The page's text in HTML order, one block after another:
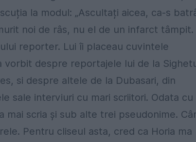
la modul: „Ascultați aicea, ca-s
noi de râs, nu el de un infarct tâmpit.
reporter. Lui îi placeau cuvintele
vorbit despre reportajele lui de la
si despre altele de la Dubasari, din
sale interviuri cu mari scriitori. Odata cu
scria și sub alte trei pseudonime.
Pentru cliseul asta, cred ca Horia ma